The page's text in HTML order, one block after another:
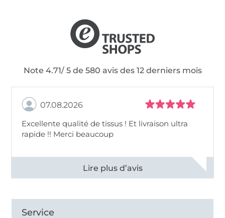
Note 4.71/ 5 de 580 avis des 12 derniers mois
07.08.2026
Excellente qualité de tissus ! Et livraison ultra
rapide !! Merci beaucoup
Voir tous les 11497 commentaires
Service